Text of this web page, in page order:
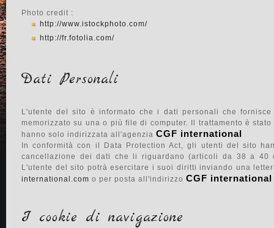
Photo credit :
http://www.istockphoto.com/
http://fr.fotolia.com/
Dati Personali
L'utente del sito è informato che i dati personali che
memorizzato su una o più file di computer. Il trattamento è
hanno solo indirizzata all'agenzia CGF international
In conformità con il Data Protection Act, gli utenti del sito
cancellazione dei dati che li riguardano (articoli da 38 a 40
L'utente del sito potrà esercitare i suoi diritti inviando una
international.com o per posta all'indirizzo CGF international
I cookie di navigazione